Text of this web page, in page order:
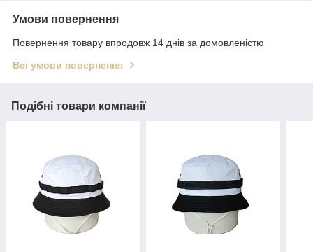
Умови повернення
Повернення товару впродовж 14 днів за домовленістю
Всі умови повернення
Подібні товари компанії